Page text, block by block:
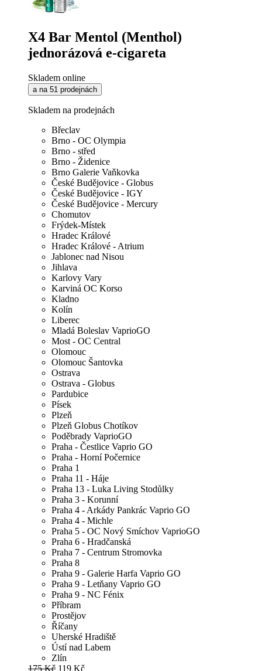
X4 Bar Mentol (Menthol)
jednorázová e-cigareta
Skladem online
a na 51 prodejnách
Skladem na prodejnách
Břeclav
Brno - OC Olympia
Brno - střed
Brno - Židenice
Brno Galerie Vaňkovka
České Budějovice - Globus
České Budějovice - IGY
České Budějovice - Mercury
Chomutov
Frýdek-Místek
Hradec Králové
Hradec Králové - Atrium
Jablonec nad Nisou
Jihlava
Karlovy Vary
Karviná OC Korso
Kladno
Kolín
Liberec
Mladá Boleslav VaprioGO
Most - OC Central
Olomouc
Olomouc Šantovka
Ostrava
Ostrava - Globus
Pardubice
Písek
Plzeň
Plzeň Globus Chotíkov
Poděbrady VaprioGO
Praha - Čestlice Vaprio GO
Praha - Horní Počernice
Praha 1
Praha 11 - Háje
Praha 13 - Luka Living Stodůlky
Praha 3 - Korunní
Praha 4 - Arkády Pankrác Vaprio GO
Praha 4 - Michle
Praha 5 - OC Nový Smíchov VaprioGO
Praha 6 - Hradčanská
Praha 7 - Centrum Stromovka
Praha 8
Praha 9 - Galerie Harfa Vaprio GO
Praha 9 - Letňany Vaprio GO
Praha 9 - NC Fénix
Příbram
Prostějov
Říčany
Uherské Hradiště
Ústí nad Labem
Zlín
175 Kč 119 Kč